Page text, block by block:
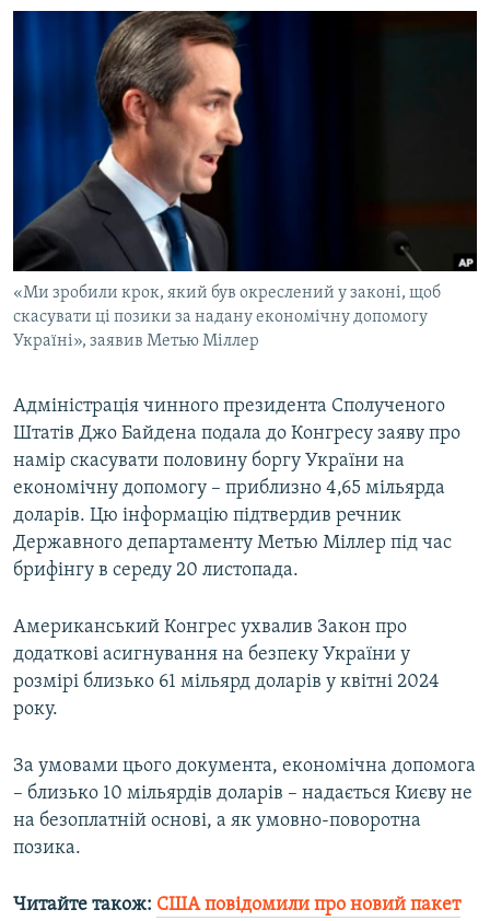
КИТАЙ.ВИКЛИКИ
МУЛЬТИМЕДІА
СПЕЦПРОЄКТИ
ПОДКАСТИ
КРИМ РЕАЛІЇ
РУС
УКР
КТАТ
ДОЛУЧАЙСЯ!
«Ми зробили крок, який був окреслений у законі, щоб
скасувати ці позики за надану економічну допомогу
Україні», заявив Метью Міллер
Адміністрація чинного президента Сполученого
Штатів Джо Байдена подала до Конгресу заяву про
намір скасувати половину боргу України на
економічну допомогу – приблизно 4,65 мільярда
доларів. Цю інформацію підтвердив речник
Державного департаменту Метью Міллер під час
брифінгу в середу 20 листопада.
Американський Конгрес ухвалив Закон про
додаткові асигнування на безпеку України у
розмірі близько 61 мільярд доларів у квітні 2024
року.
За умовами цього документа, економічна допомога
– близько 10 мільярдів доларів – надається Києву не
на безоплатній основі, а як умовно-поворотна
позика.
Читайте також: США повідомили про новий пакет